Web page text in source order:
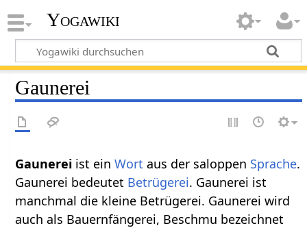
Yogawiki
Gaunerei
ist einWort aus der saloppen Sprache.
Gaunerei bedeutet Betrügerei. Gaunerei ist
manchmal die kleine Betrügerei. Gaunerei wird
auch als Bauernfängerei, Beschmu bezeichnet